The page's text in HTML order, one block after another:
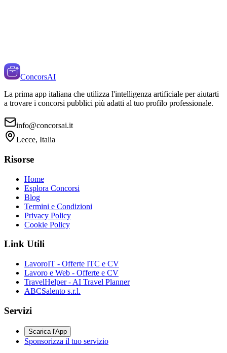
ConcorsAI
La prima app italiana che utilizza l'intelligenza artificiale per aiutarti
a trovare i concorsi pubblici più adatti al tuo profilo professionale.
info@concorsai.it
Lecce, Italia
Risorse
Home
Esplora Concorsi
Blog
Termini e Condizioni
Privacy Policy
Cookie Policy
Link Utili
LavoroIT - Offerte ITC e CV
Lavoro e Web - Offerte e CV
TravelHelper - AI Travel Planner
ABCSalento s.r.l.
Servizi
Scarica l'App
Sponsorizza il tuo servizio